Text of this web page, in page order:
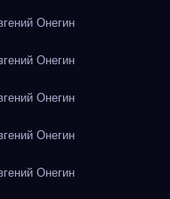
Онегин
Онегин
Онегин
Онегин
Онегин